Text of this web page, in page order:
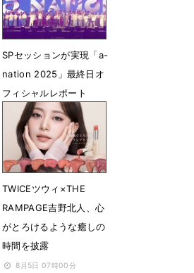
SPセッションが実現「a-
nation 2025」最終日オ
フィシャルレポート
9月1日 17時13分
TWICEツウィ×THE
RAMPAGE吉野北人、心
がとろけるような癒しの
時間を披露
8月5日 07時00分